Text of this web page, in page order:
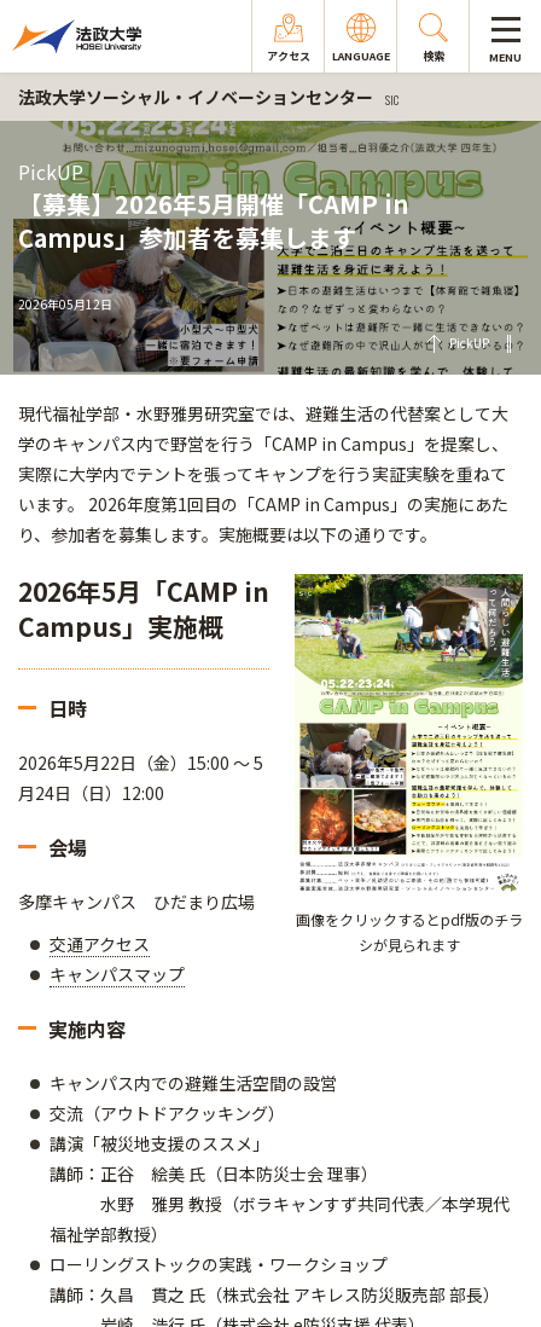
アクセス LANGUAGE 検索 MENU
法政大学ソーシャル・イノベーションセンター SIC
PickUP
【募集】2026年5月開催「CAMP in
Campus」参加者を募集します
2026年05月12日
PickUP
現代福祉学部・水野雅男研究室では、避難生活の代替案として大
学のキャンパス内で野営を行う「CAMP in Campus」を提案し、
実際に大学内でテントを張ってキャンプを行う実証実験を重ねて
います。 2026年度第1回目の「CAMP in Campus」の実施にあた
り、参加者を募集します。実施概要は以下の通りです。
画像をクリックするとpdf版のチラ
シが見られます
2026年5月「CAMP in
Campus」実施概
日時
2026年5月22日（金）15:00 ～ 5
月24日（日）12:00
会場
多摩キャンパス ひだまり広場
交通アクセス
キャンパスマップ
実施内容
キャンパス内での避難生活空間の設営
交流（アウトドアクッキング）
講演「被災地支援のススメ」
講師：正谷 絵美 氏（日本防災士会 理事）
水野 雅男 教授（ボラキャンすず共同代表／本学現代
福祉学部教授）
ローリングストックの実践・ワークショップ
講師：久昌 貫之 氏（株式会社 アキレス防災販売部 部長）